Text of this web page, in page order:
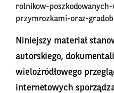
rolnikow-
przymrozkami-oraz-
Niniejszy materiał
autorskiego,
wieloźródłowego
internetowych